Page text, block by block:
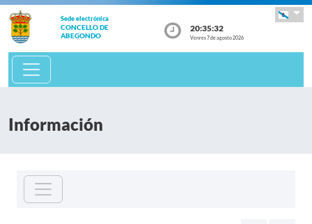
Sede electrónica
CONCELLO DE
ABEGONDO
20:35:32
Venres 7 de agosto 2026
Información